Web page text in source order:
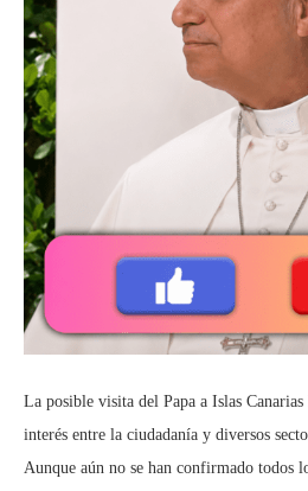
La posible visita del Papa a Islas
interés entre la ciudadanía y diversos
Aunque aún no se han confirmado todos